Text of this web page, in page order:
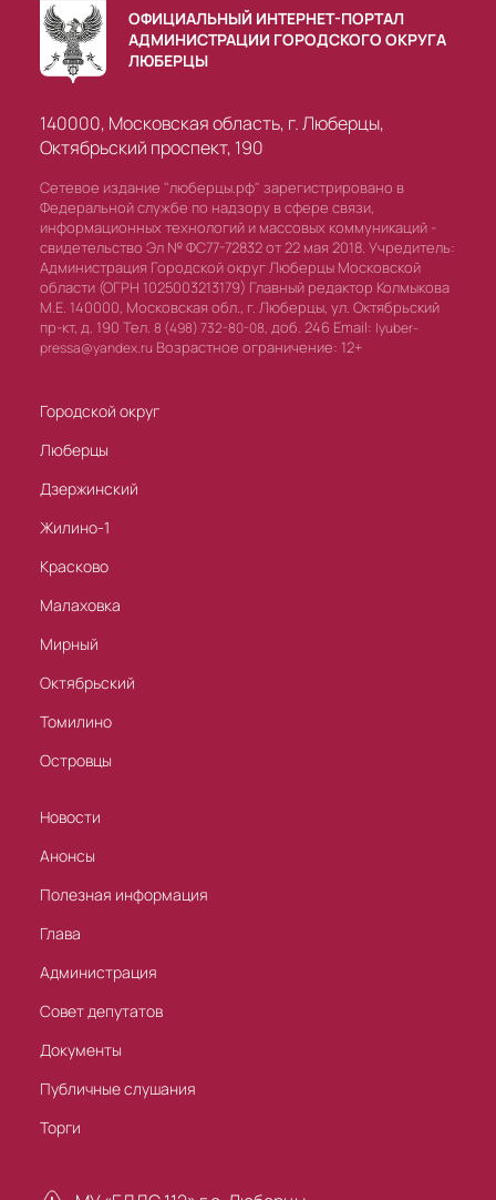
ОФИЦИАЛЬНЫЙ ИНТЕРНЕТ-ПОРТАЛ
АДМИНИСТРАЦИИ ГОРОДСКОГО ОКРУГА
ЛЮБЕРЦЫ
140000, Московская область, г. Люберцы,
Октябрьский проспект, 190
Сетевое издание "люберцы.рф" зарегистрировано в
Федеральной службе по надзору в сфере связи,
информационных технологий и массовых коммуникаций -
свидетельство Эл № ФС77-72832 от 22 мая 2018. Учредитель:
Администрация Городской округ Люберцы Московской
области (ОГРН 1025003213179) Главный редактор Колмыкова
М.Е. 140000, Московская обл., г. Люберцы, ул. Октябрьский
пр-кт, д. 190 Тел. 8 (498) 732-80-08, доб. 246 Email: lyuber-
pressa@yandex.ru Возрастное ограничение: 12+
Городской округ
Люберцы
Дзержинский
Жилино-1
Красково
Малаховка
Мирный
Октябрьский
Томилино
Островцы
Новости
Анонсы
Полезная информация
Глава
Администрация
Совет депутатов
Документы
Публичные слушания
Торги